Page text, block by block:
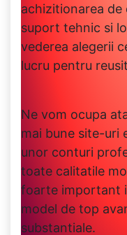
achizitionarea de
suport tehnic si
vederea alegerii
lucru pentru
Ne vom ocupa
mai bune site-uri
unor conturi
toate calitatile
foarte important
model de top
substantiale.